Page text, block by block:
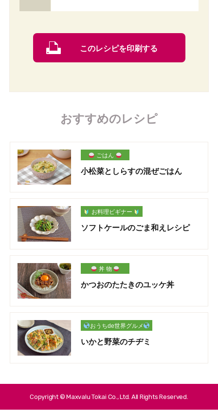
このレシピを印刷する
おすすめのレシピ
ごはん
小松菜としらすの混ぜごはん
お料理ビギナー
ソフトケールのごま和えレシピ
丼 物
かつおのたたきのユッケ丼
おうちde世界グルメ
いかと野菜のチヂミ
Copyright © Maxvalu Tokai Co., Ltd. All Rights Reserved.